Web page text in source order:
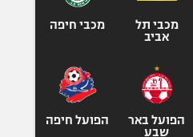
ספורט אולימפי
מכבי תל
אביב
מכבי חיפה
הפועל באר
שבע
הפועל חיפה